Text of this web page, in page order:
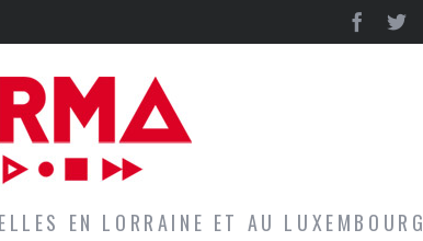
EN LORRAINE ET AU LUXEMBOURG